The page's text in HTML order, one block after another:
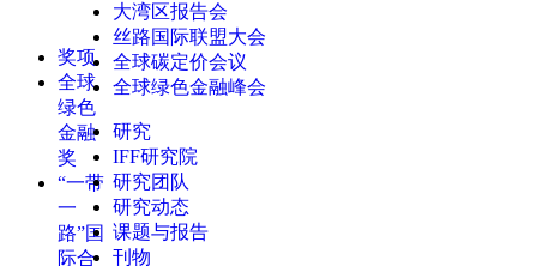
奖项
全球
绿色
金融
奖
“一带
一
路”国
际合
大湾区报告会
丝路国际联盟大会
全球碳定价会议
全球绿色金融峰会
研究
IFF研究院
研究团队
研究动态
课题与报告
刊物